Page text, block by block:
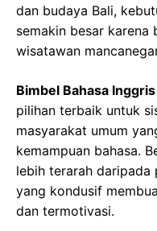
dan budaya Bali,
semakin besar karena
wisatawan
Bimbel Bahasa
pilihan terbaik untuk
masyarakat umum
kemampuan bahasa.
lebih terarah daripada
yang kondusif
dan termotivasi.